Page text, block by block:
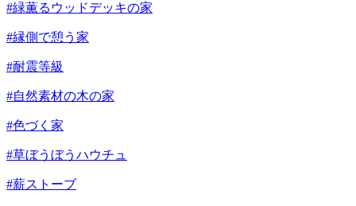
#緑薫るウッドデッキの家
#縁側で憩う家
#耐震等級
#自然素材の木の家
#色づく家
#草ぼうぼうハウチュ
#薪ストーブ